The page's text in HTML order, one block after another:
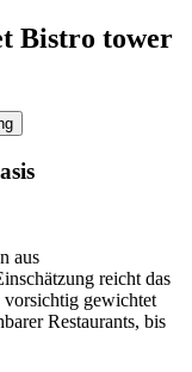
Bistro tower
aus
reicht das
vorsichtig gewichtet
Restaurants, bis